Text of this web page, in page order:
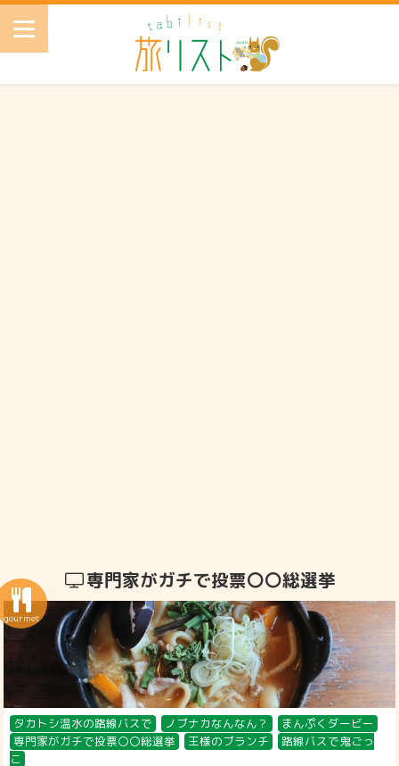
専門家がガチで投票〇〇総選挙
タカトシ温水の路線バスで ノブナカなんなん？
まんぷくダービー
専門家がガチで投票〇〇総選挙
王様のブランチ
路線バスで鬼ごっ
こ